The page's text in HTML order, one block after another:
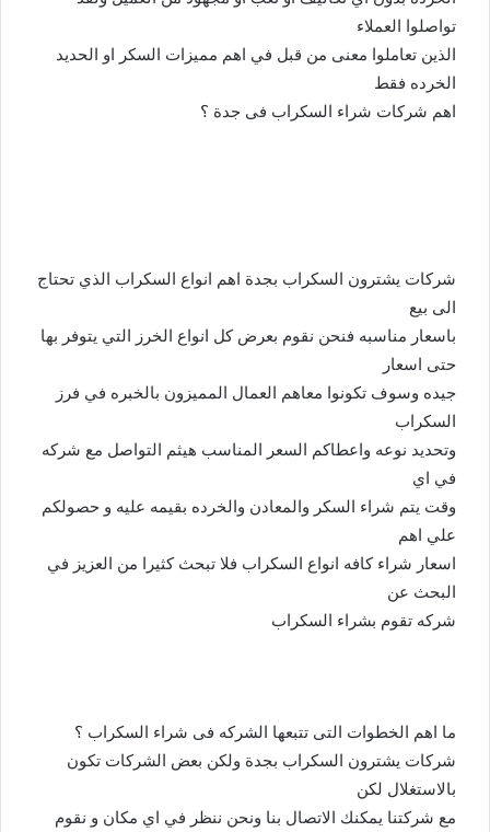
تواصلوا العملاء
الذين تعاملوا معنى من قبل في اهم مميزات السكر او الحديد
الخرده فقط
اهم شركات شراء السكراب فى جدة ؟
شركات يشترون السكراب بجدة اهم انواع السكراب الذي تحتاج
الى بيع
باسعار مناسبه فنحن نقوم بعرض كل انواع الخرز التي يتوفر بها
حتى اسعار
جيده وسوف تكونوا معاهم العمال المميزون بالخبره في فرز
السكراب
وتحديد نوعه واعطاكم السعر المناسب هيثم التواصل مع شركه
في اي
وقت يتم شراء السكر والمعادن والخرده بقيمه عليه و حصولكم
علي اهم
اسعار شراء كافه انواع السكراب فلا تبحث كثيرا من العزيز في
البحث عن
شركه تقوم بشراء السكراب
ما اهم الخطوات التى تتبعها الشركه فى شراء السكراب ؟
شركات يشترون السكراب بجدة ولكن بعض الشركات تكون
بالاستغلال لكن
مع شركتنا يمكنك الاتصال بنا ونحن ننظر في اي مكان و نقوم